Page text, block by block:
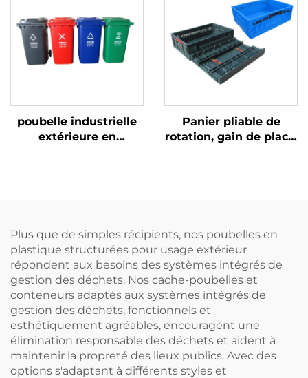
usines de production
de bouteilles de bière.
déchets
poubelle industrielle
extérieure en
Panier pliable de
rotation, gain de place,
Plus que de simples récipients, nos poubelles en
plastique structurées pour usage extérieur
répondent aux besoins des systèmes intégrés de
gestion des déchets. Nos cache-poubelles et
conteneurs adaptés aux systèmes intégrés de
gestion des déchets, fonctionnels et
esthétiquement agréables, encouragent une
élimination responsable des déchets et aident à
maintenir la propreté des lieux publics. Avec des
options s'adaptant à différents styles et